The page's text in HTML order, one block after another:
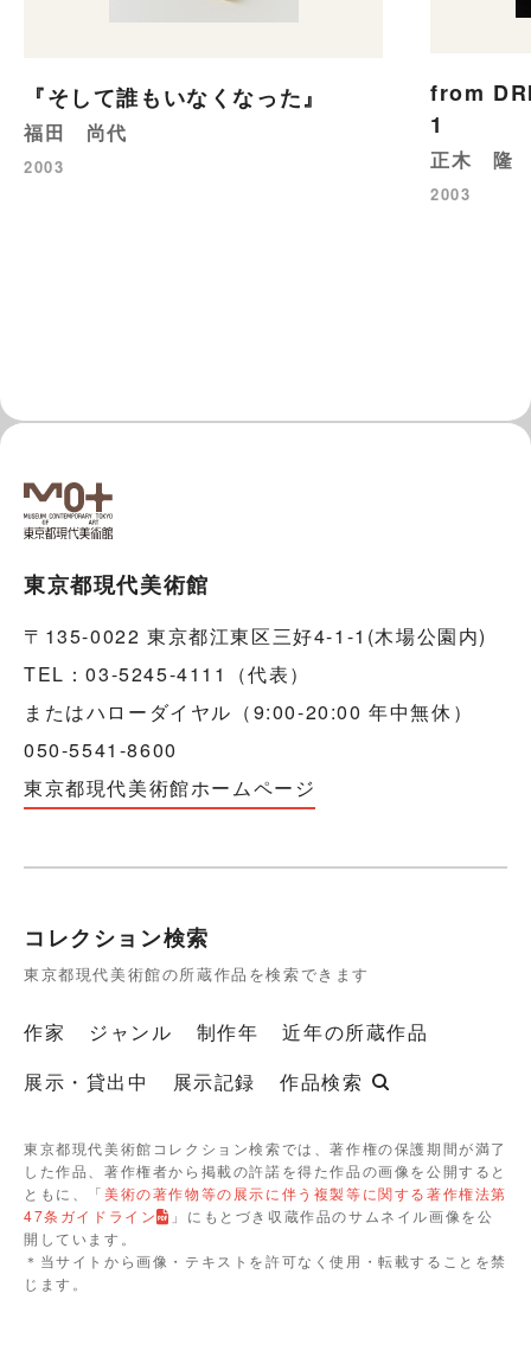
『そして誰もいなくなった』
福田 尚代
2003
from
1
正木 隆
2003
東京都現代美術館
〒135-0022 東京都江東区三好4-1-1(木場公園内)
TEL：03-5245-4111（代表）
またはハローダイヤル（9:00-20:00 年中無休）
050-5541-8600
東京都現代美術館ホームページ
コレクション検索
東京都現代美術館の所蔵作品を検索できます
作家 ジャンル 制作年
近年の所蔵作品
展示・貸出中
展示記録 作品検索
東京都現代美術館コレクション検索では、著作権の保護期間が満了
した作品、著作権者から掲載の許諾を得た作品の画像を公開すると
ともに、「美術の著作物等の展示に伴う複製等に関する著作権法第
47条ガイドライン
」にもとづき収蔵作品のサムネイル画像を公
開しています。
＊当サイトから画像・テキストを許可なく使用・転載することを禁
じます。